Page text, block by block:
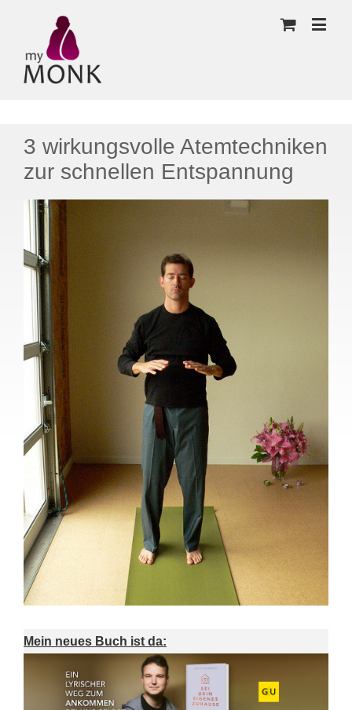
3 wirkungsvolle Atemtechniken
zur schnellen Entspannung
Mein neues Buch ist da: